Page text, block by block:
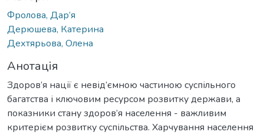
Фролова, Дар’я
Дерюшева, Катерина
Дехтярьова, Олена
Анотація
Здоров’я нації є невід’ємною частиною суспільного
багатства і ключовим ресурсом розвитку держави, а
показники стану здоров’я населення - важливим
критерієм розвитку суспільства. Харчування населення